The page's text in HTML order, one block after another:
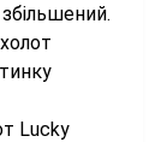
Lucky